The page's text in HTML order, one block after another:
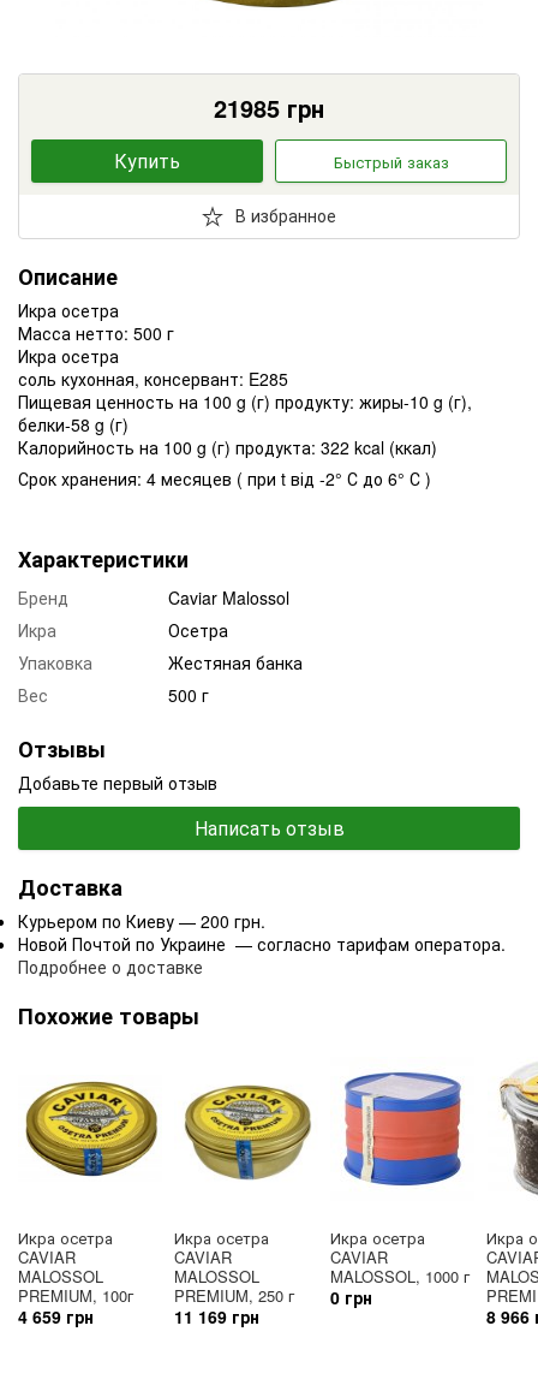
21985 грн
Купить Быстрый заказ
В избранное
Описание
Икра осетра
Масса нетто: 500 г
Икра осетра
соль кухонная, консервант: E285
Пищевая ценность на 100 g (г) продукту: жиры-10 g (г),
белки-58 g (г)
Калорийность на 100 g (г) продукта: 322 kcal (ккал)
Срок хранения: 4 месяцев ( при t від -2° С до 6° С )
Характеристики
Бренд
Caviar Malossol
Икра
Осетра
Упаковка
Жестяная банка
Вес
500 г
Отзывы
Добавьте первый отзыв
Написать отзыв
Доставка
Курьером по Киеву — 200 грн.
Новой Почтой по Украине — согласно тарифам оператора.
Подробнее о доставке
Похожие товары
Икра осетра
CAVIAR
MALOSSOL
PREMIUM, 100г
4 659 грн
Икра осетра
CAVIAR
MALOSSOL
PREMIUM, 250 г
11 169 грн
Икра осетра
CAVIAR
MALOSSOL, 1000 г
0 грн
Икра
8 966